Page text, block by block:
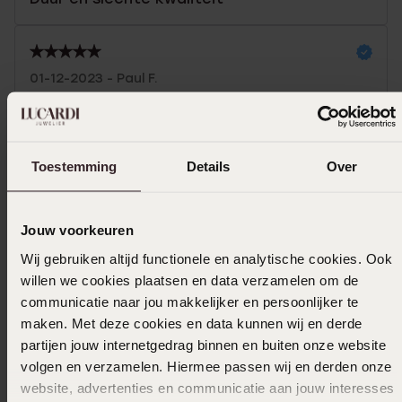
Toestemming Details Over
Jouw voorkeuren
Wij gebruiken altijd functionele en analytische cookies. Ook
willen we cookies plaatsen en data verzamelen om de
communicatie naar jou makkelijker en persoonlijker te
maken. Met deze cookies en data kunnen wij en derde
partijen jouw internetgedrag binnen en buiten onze website
volgen en verzamelen. Hiermee passen wij en derden onze
website, advertenties en communicatie aan jouw interesses
01-12-2023 - Paul F.
Ook leuk voor jou